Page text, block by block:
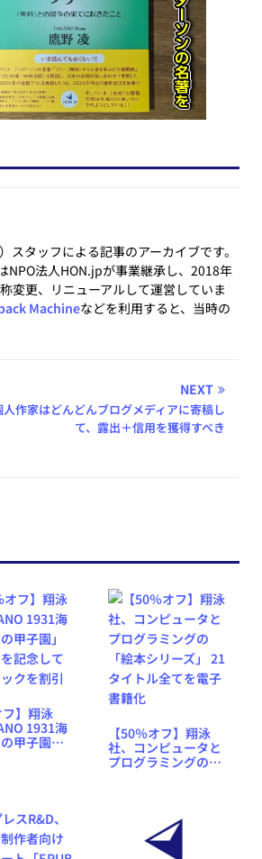
タッフによる記事のアーカイブです。
法人HON.jpが事業継承し、2018年
変更、リニューアルして運営していま
Machineなどを利用すると、当時の
NEXT
作家はどんどんブログメディアに寄稿し
て、露出＋信用を獲得すべき
フ】翔泳
1931海
甲子園」
【50％オフ】翔泳
社、コンピュータと
プログラミングの